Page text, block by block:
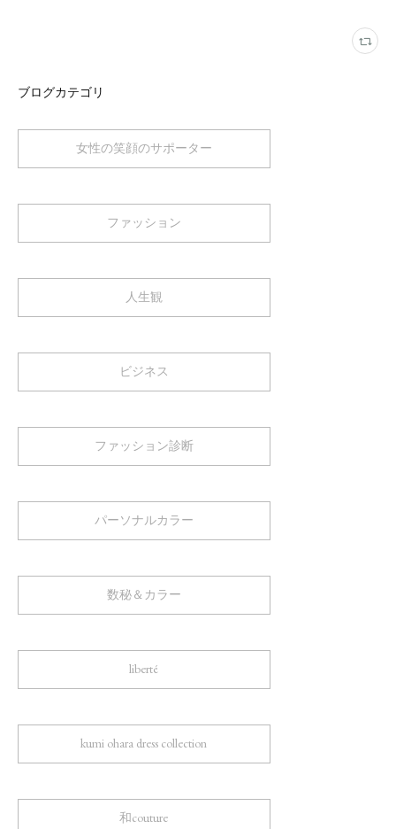
ブログカテゴリ
女性の笑顔のサポーター
ファッション
人生観
ビジネス
ファッション診断
パーソナルカラー
数秘＆カラー
liberté
kumi ohara dress collection
和couture